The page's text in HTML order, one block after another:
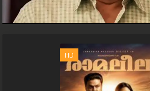
HD